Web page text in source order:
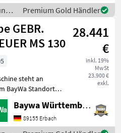
Ein
Sieb mit
Premium Gold Händler
GEBR.
MS 130
28.441
€
inkl. 19%
MwSt
23.900 €
exkl.
steht an
BayWa Standort in
Herr
unter Tel.: 0162
für Ihre Anfrage
Baywa Württemberg
89155 Erbach